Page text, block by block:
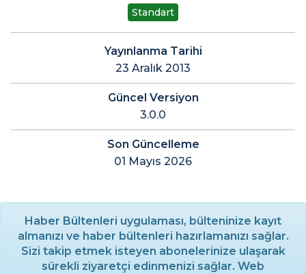
Standart
Yayınlanma Tarihi
23 Aralık 2013
Güncel Versiyon
3.0.0
Son Güncelleme
01 Mayıs 2026
Haber Bültenleri uygulaması, bülteninize kayıt
almanızı ve haber bültenleri hazırlamanızı sağlar.
Sizi takip etmek isteyen abonelerinize ulaşarak
sürekli ziyaretçi edinmenizi sağlar. Web